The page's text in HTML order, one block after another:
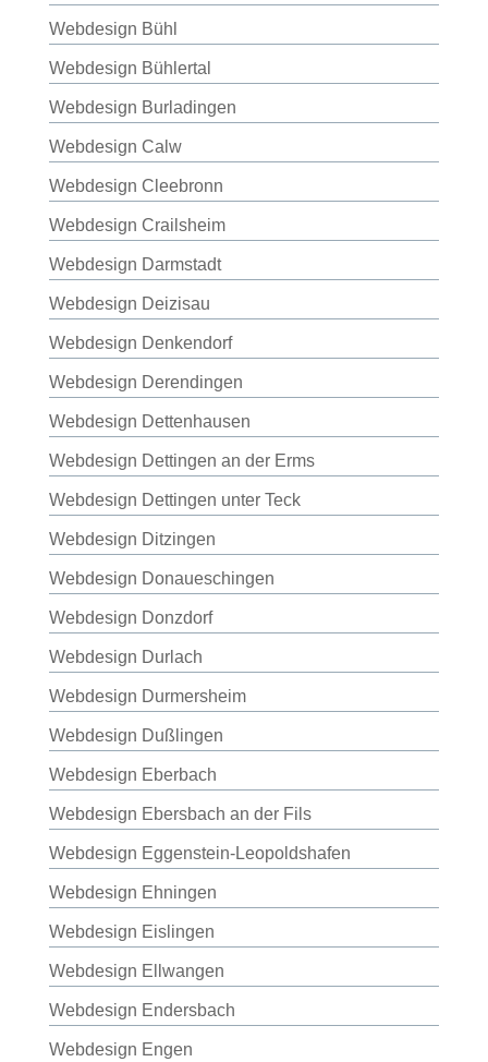
Webdesign Bühl
Webdesign Bühlertal
Webdesign Burladingen
Webdesign Calw
Webdesign Cleebronn
Webdesign Crailsheim
Webdesign Darmstadt
Webdesign Deizisau
Webdesign Denkendorf
Webdesign Derendingen
Webdesign Dettenhausen
Webdesign Dettingen an der Erms
Webdesign Dettingen unter Teck
Webdesign Ditzingen
Webdesign Donaueschingen
Webdesign Donzdorf
Webdesign Durlach
Webdesign Durmersheim
Webdesign Dußlingen
Webdesign Eberbach
Webdesign Ebersbach an der Fils
Webdesign Eggenstein-Leopoldshafen
Webdesign Ehningen
Webdesign Eislingen
Webdesign Ellwangen
Webdesign Endersbach
Webdesign Engen